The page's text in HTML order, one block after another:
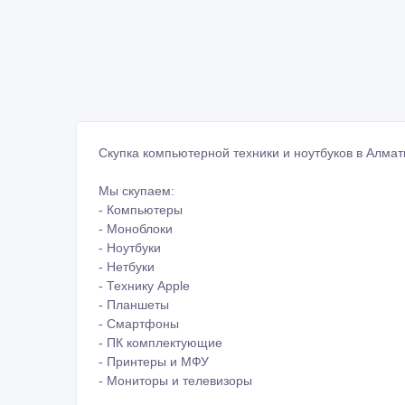
Скупка компьютерной техники и ноутбуков в
Мы скупаем:
- Компьютеры
- Моноблоки
- Ноутбуки
- Нетбуки
- Технику Apple
- Планшеты
- Смартфоны
- ПК комплектующие
- Принтеры и МФУ
- Мониторы и телевизоры